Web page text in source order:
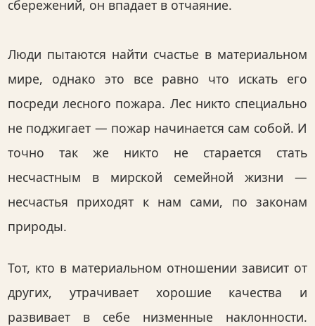
сбережений, он впадает в отчаяние.
Люди пытаются найти счастье в материальном
мире, однако это все равно что искать его
посреди лесного пожара. Лес никто специально
не поджигает — пожар начинается сам собой. И
точно так же никто не старается стать
несчастным в мирской семейной жизни —
несчастья приходят к нам сами, по законам
природы.
Тот, кто в материальном отношении зависит от
других, утрачивает хорошие качества и
развивает в себе низменные наклонности.